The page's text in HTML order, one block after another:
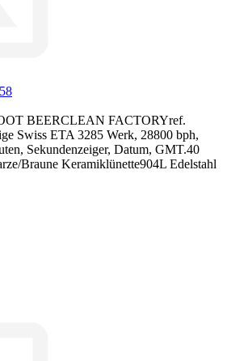
BEERCLEAN FACTORYref.
Swiss ETA 3285 Werk, 28800 bph,
Sekundenzeiger, Datum, GMT.40
Braune Keramiklünette904L Edelstahl